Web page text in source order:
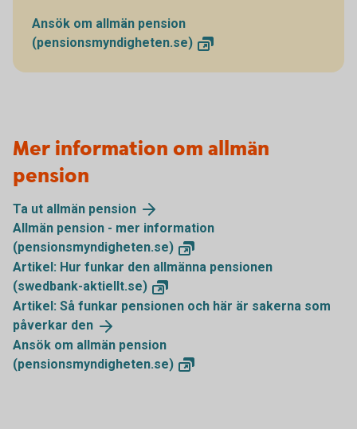
Ansök om allmän pension
(pensionsmyndigheten.se)
Mer information om allmän
pension
Ta ut allmän pension
Allmän pension - mer information
(pensionsmyndigheten.se)
Artikel: Hur funkar den allmänna pensionen
(swedbank-aktiellt.se)
Artikel: Så funkar pensionen och här är sakerna som
påverkar den
Ansök om allmän pension
(pensionsmyndigheten.se)